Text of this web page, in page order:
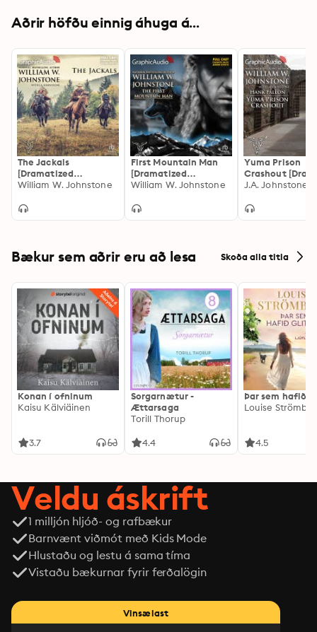
Aðrir höfðu einnig áhuga á...
The Jackals
[Dramatized
Adaptation]: The
William W. Johnstone
First Mountain Man
[Dramatized
Adaptation]: The First
William W. Johnstone
Yuma Prison
Crashout
Adaptation]:
Bækur sem aðrir eru að lesa Skoða alla titla
Konan í ofninum
Kaisu Kälviäinen
3.7
Sorgarnætur -
Ættarsaga
Torill Thorup
4.4
Þar sem hafið
Louise
4.5
Veldu áskrift
1 milljón hljóð- og rafbækur
Barnvænt viðmót með Kids Mode
Hlustaðu og lestu á sama tíma
Vistaðu bækurnar fyrir ferðalögin
Vinsælast